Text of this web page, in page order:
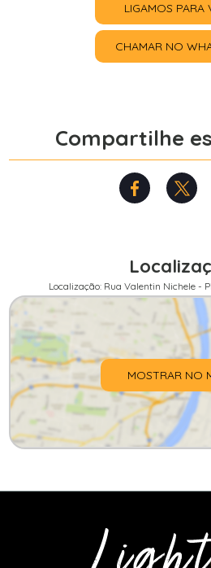
LIGAMOS PARA
CHAMAR NO
Compartilhe
Localização: Rua Valentin Nichele -
MOSTRAR NO